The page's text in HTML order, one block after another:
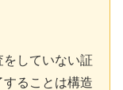
をしていない証
ることは構造